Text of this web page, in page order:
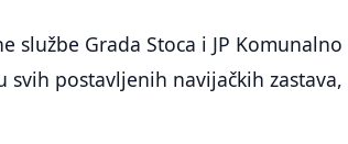
službe Grada Stoca i JP Komunalno
postavljenih navijačkih zastava,